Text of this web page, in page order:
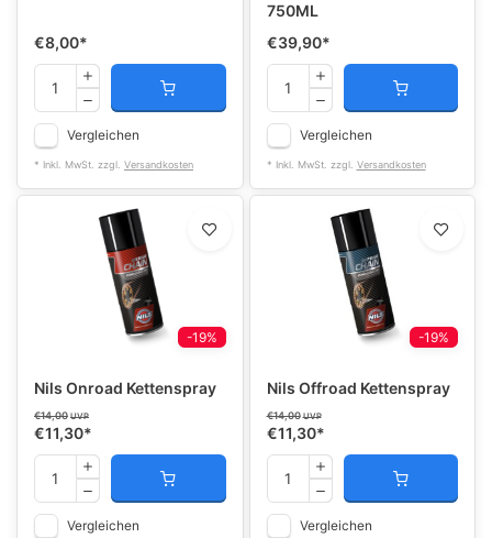
€8,00*
Vergleichen
* Inkl. MwSt. zzgl. Versandkosten
750ML
€39,90*
Vergleichen
* Inkl. MwSt. zzgl. Versandkosten
-19%
Nils Onroad Kettenspray
€14,00 UVP
€11,30*
Vergleichen
-19%
Nils Offroad Kettenspray
€14,00 UVP
€11,30*
Vergleichen